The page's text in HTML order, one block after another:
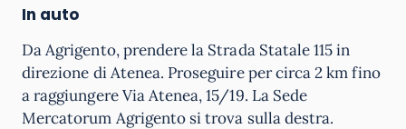
In auto
Da Agrigento, prendere la Strada Statale 115 in
direzione di Atenea. Proseguire per circa 2 km fino
a raggiungere Via Atenea, 15/19. La Sede
Mercatorum Agrigento si trova sulla destra.